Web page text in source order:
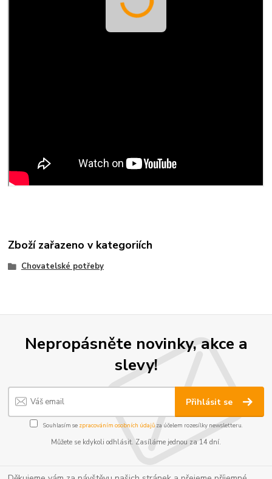
Zboží zařazeno v kategoriích
Chovatelské potřeby
Nepropásněte novinky, akce a
slevy!
Přihlásit se
Souhlasím se zpracováním osobních údajůza účelem rozesílky newsletteru.
Můžete se kdykoli odhlásit. Zasíláme jednou za 14 dní.